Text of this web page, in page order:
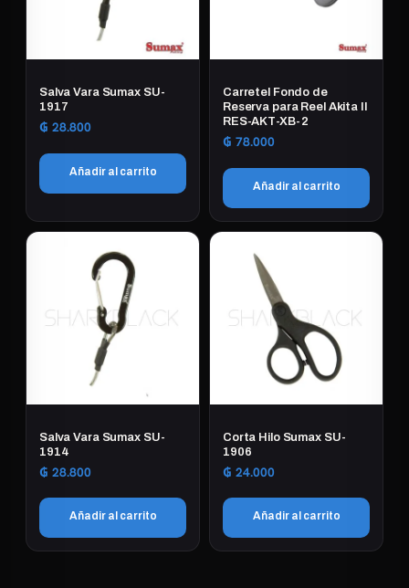
pueden
en
página
de
producto
Salva Vara Sumax SU-
1917
₲ 28.800
Añadir al carrito
Carretel Fondo de
Reserva para Reel Akita II
RES-AKT-XB-2
₲ 78.000
Añadir al carrito
Salva Vara Sumax SU-
1914
₲ 28.800
Añadir al carrito
Corta Hilo Sumax SU-
1906
₲ 24.000
Añadir al carrito